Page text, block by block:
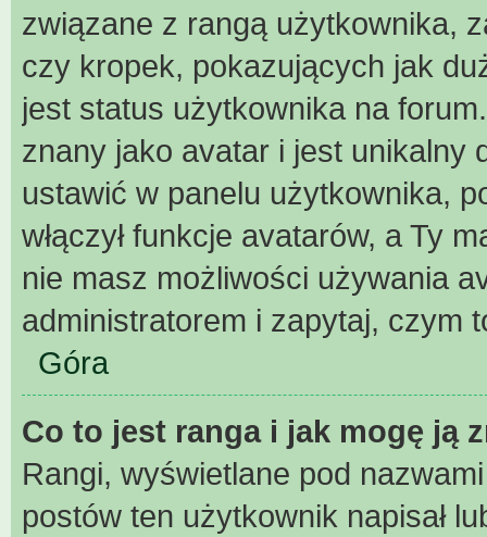
związane z rangą użytkownika,
czy kropek, pokazujących jak
jest status użytkownika na
znany jako avatar i jest unikalny
ustawić w panelu użytkownika,
włączył funkcje avatarów, a Ty
nie masz możliwości używania
administratorem i zapytaj, czym
Góra
Co to jest ranga i jak mogę ją
Rangi, wyświetlane pod
postów ten użytkownik napisał